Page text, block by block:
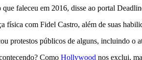
faleceu em 2016, disse ao portal
física com Fidel Castro, além de suas
protestos públicos de alguns, incluindo o
Como Hollywood nos exclui,